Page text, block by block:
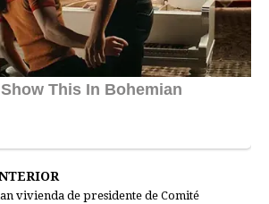
vivienda de presidente de Comité